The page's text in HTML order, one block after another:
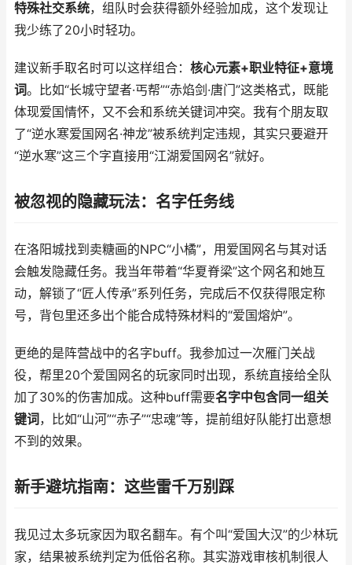
特殊社交系统，组队时会获得额外经验加成，这个发现让
我少练了20小时轻功。
建议新手取名时可以这样组合： 核心元素+职业特征+意境
词。比如“长城守望者·丐帮”“赤焰剑·唐门”这类格式，既能
体现爱国情怀，又不会和系统关键词冲突。我有个朋友取
了“逆水寒爱国网名·神龙”被系统判定违规，其实只要避开
“逆水寒”这三个字直接用“江湖爱国网名”就好。
被忽视的隐藏玩法：名字任务线
在洛阳城找到卖糖画的NPC“小橘”，用爱国网名与其对话
会触发隐藏任务。我当年带着“华夏脊梁”这个网名和她互
动，解锁了“匠人传承”系列任务，完成后不仅获得限定称
号，背包里还多出个能合成特殊材料的“爱国熔炉”。
更绝的是阵营战中的名字buff。我参加过一次雁门关战
役，帮里20个爱国网名的玩家同时出现，系统直接给全队
加了30%的伤害加成。这种buff需要名字中包含同一组关
键词 ，比如“山河”“赤子”“忠魂”等，提前组好队能打出意想
不到的效果。
新手避坑指南：这些雷千万别踩
我见过太多玩家因为取名翻车。有个叫“爱国大汉”的少林玩
家，结果被系统判定为低俗名称。其实游戏审核机制很人